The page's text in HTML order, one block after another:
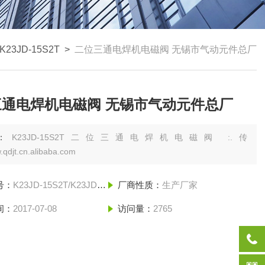
K23JD-15S2T > 二位三通电焊机电磁阀 无锡市气动元件总厂
电焊机电磁阀 无锡市气动元件总厂
K23JD-15S2T二位三通电焊机电磁阀 :.传
K23JD-15S2T/K23JD-15S1T/K23JD-10S2T/ 厂商性质： 生产厂家
2017-07-08 访问量： 2765